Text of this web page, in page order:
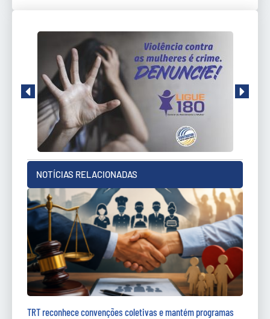
NOTÍCIAS RELACIONADAS
TRT reconhece convenções coletivas e mantém programas